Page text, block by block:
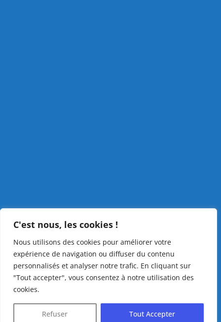
C'est nous, les cookies !
Nous utilisons des cookies pour améliorer votre
expérience de navigation ou diffuser du contenu
personnalisés et analyser notre trafic. En cliquant sur
"Tout accepter", vous consentez à notre utilisation des
cookies.
Refuser Tout Accepter